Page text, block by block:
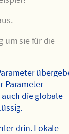
um sie für die
Parameter
die globale
drin. Lokale